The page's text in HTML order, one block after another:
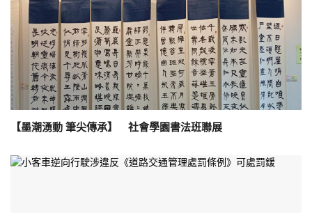
【墨潮湧動 筆尖傳承】 社會學園書法班聯展